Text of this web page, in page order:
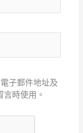
子郵件地址及
時使用。